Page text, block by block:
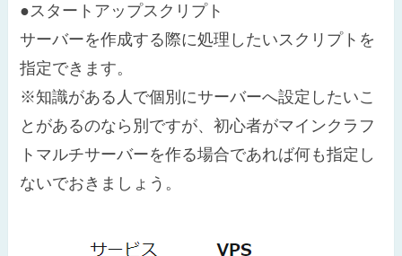
●スタートアップスクリプト
サーバーを作成する際に処理したいスクリプトを
指定できます。
※知識がある人で個別にサーバーへ設定したいこ
とがあるのなら別ですが、初心者がマインクラフ
トマルチサーバーを作る場合であれば何も指定し
ないでおきましょう。